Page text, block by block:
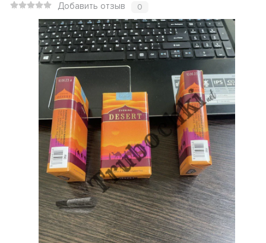
Добавить отзыв
0